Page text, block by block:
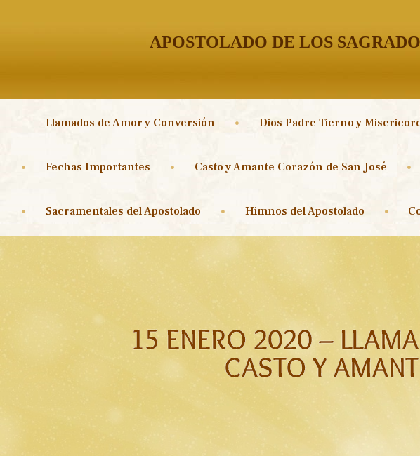
APOSTOLADO DE LOS
Llamados de Amor y Conversión Dios Padre Tierno y
Fechas Importantes Casto y Amante Corazón de San José
Sacramentales del Apostolado Himnos del Apostolado
15 ENERO 2020 –
CASTO Y